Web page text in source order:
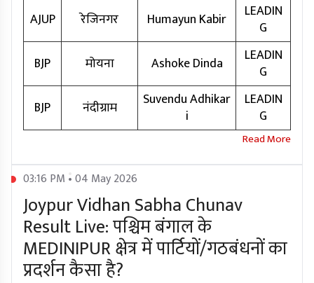
AJUP
रेजिनगर Humayun Kabir
LEADIN
G
BJP
मोयना Ashoke Dinda
LEADIN
G
BJP
नंदीग्राम
Suvendu Adhikar
i
LEADIN
G
03:16 PM • 04 May 2026
Joypur Vidhan Sabha Chunav
Result Live: पश्चिम बंगाल के
MEDINIPUR क्षेत्र में पार्टियों/गठबंधनों का
प्रदर्शन कैसा है?